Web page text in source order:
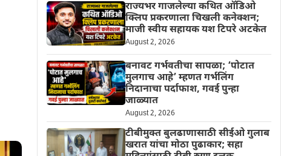
राज्यभर गाजलेल्या कथित ऑडिओ
क्लिप प्रकरणाला चिखली कनेक्शन;
माजी स्वीय सहायक यश टिपरे अटकेत
August 2, 2026
बनावट गर्भवतीचा सापळा; ‘पोटात
मुलगाच आहे’ म्हणत गर्भलिंग
निदानाचा पर्दाफाश, गवई पुन्हा
जाळ्यात
August 2, 2026
टीबीमुक्त बुलढाणासाठी सीईओ गुलाब
खरात यांचा मोठा पुढाकार; सहा